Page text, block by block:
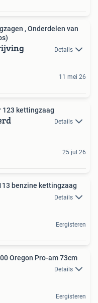
, Onderdelen van
Details
11 mei 26
123 kettingzaag
Details
25 jul 26
benzine kettingzaag
Details
Eergisteren
Oregon Pro-am 73cm
Details
Eergisteren